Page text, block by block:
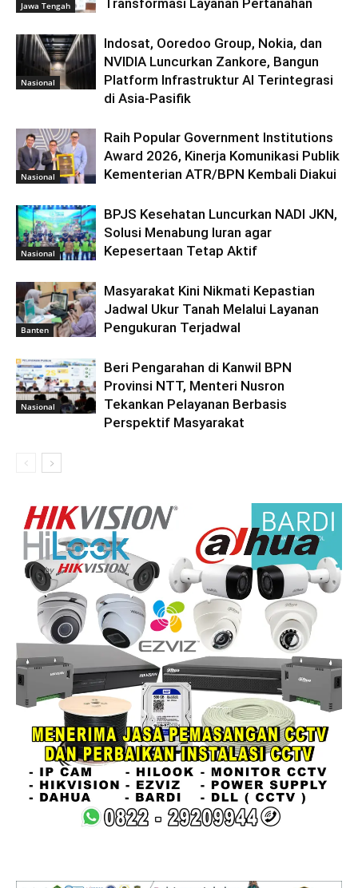
Jawa Tengah Transformasi Layanan Pertanahan
Nasional
Indosat, Ooredoo Group, Nokia, dan
NVIDIA Luncurkan Zankore, Bangun
Platform Infrastruktur AI Terintegrasi
di Asia-Pasifik
Nasional
Raih Popular Government Institutions
Award 2026, Kinerja Komunikasi Publik
Kementerian ATR/BPN Kembali Diakui
Nasional
BPJS Kesehatan Luncurkan NADI JKN,
Solusi Menabung Iuran agar
Kepesertaan Tetap Aktif
Banten
Masyarakat Kini Nikmati Kepastian
Jadwal Ukur Tanah Melalui Layanan
Pengukuran Terjadwal
Nasional
Beri Pengarahan di Kanwil BPN
Provinsi NTT, Menteri Nusron
Tekankan Pelayanan Berbasis
Perspektif Masyarakat